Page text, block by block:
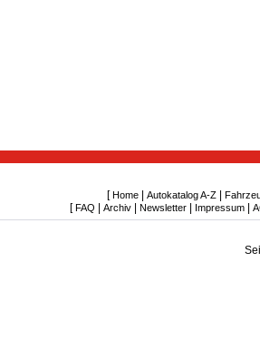
[ Home| Autokatalog A-Z|
[ FAQ Archiv Newsletter Impressum